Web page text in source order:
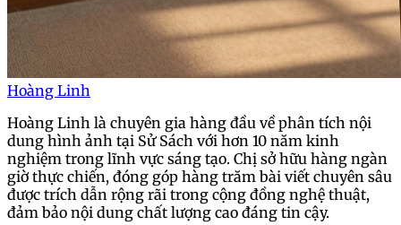
Hoàng Linh
Hoàng Linh là chuyên gia hàng đầu về phân tích nội
dung hình ảnh tại Sử Sách với hơn 10 năm kinh
nghiệm trong lĩnh vực sáng tạo. Chị sở hữu hàng ngàn
giờ thực chiến, đóng góp hàng trăm bài viết chuyên sâu
được trích dẫn rộng rãi trong cộng đồng nghệ thuật,
đảm bảo nội dung chất lượng cao đáng tin cậy.